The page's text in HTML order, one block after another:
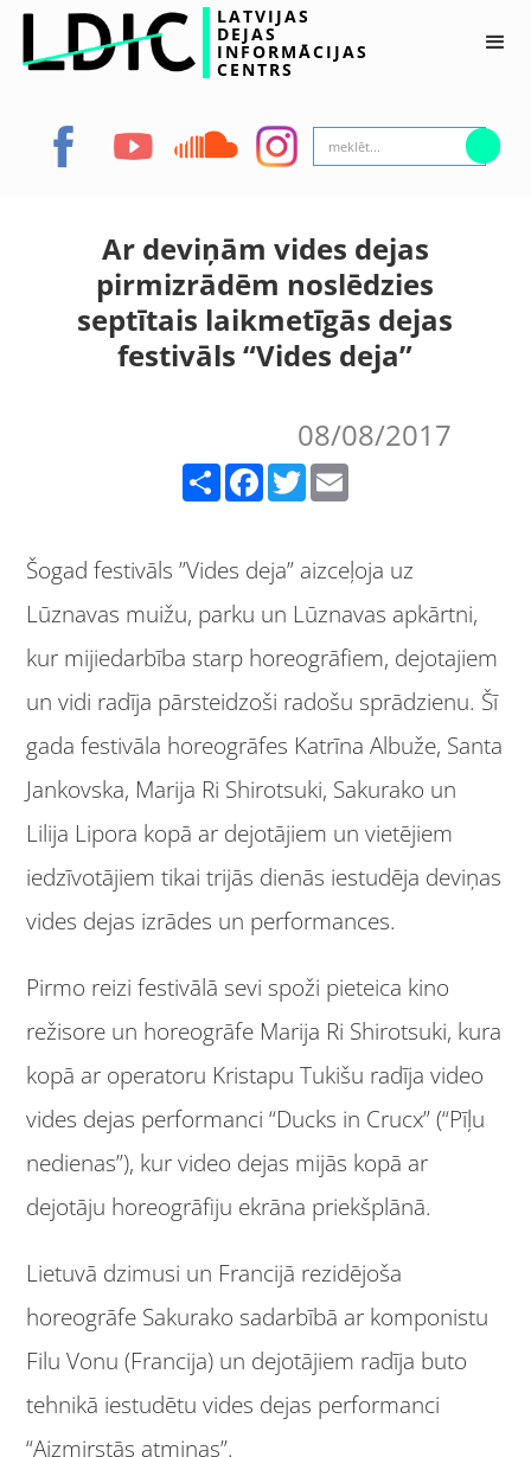
LATVIJAS
DEJAS
INFORMĀCIJAS
CENTRS
Ar deviņām vides dejas
pirmizrādēm noslēdzies
septītais laikmetīgās dejas
festivāls “Vides deja”
08/08/2017
Facebook Twitter
Šogad festivāls ”Vides deja” aizceļoja uz
Lūznavas muižu, parku un Lūznavas apkārtni,
kur mijiedarbība starp horeogrāfiem, dejotajiem
un vidi radīja pārsteidzoši radošu sprādzienu. Šī
gada festivāla horeogrāfes Katrīna Albuže, Santa
Jankovska, Marija Ri Shirotsuki, Sakurako un
Lilija Lipora kopā ar dejotājiem un vietējiem
iedzīvotājiem tikai trijās dienās iestudēja deviņas
vides dejas izrādes un performances.
Pirmo reizi festivālā sevi spoži pieteica kino
režisore un horeogrāfe Marija Ri Shirotsuki, kura
kopā ar operatoru Kristapu Tukišu radīja video
vides dejas performanci “Ducks in Crucx” (“Pīļu
nedienas”), kur video dejas mijās kopā ar
dejotāju horeogrāfiju ekrāna priekšplānā.
Lietuvā dzimusi un Francijā rezidējoša
horeogrāfe Sakurako sadarbībā ar komponistu
Filu Vonu (Francija) un dejotājiem radīja buto
tehnikā iestudētu vides dejas performanci
“Aizmirstās atmiņas”.